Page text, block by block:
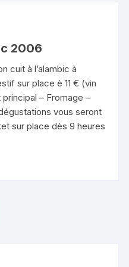
2006
cuit à l’alambic à
sur place è 11 € (vin
– Fromage –
vous seront
sur place dès 9 heures